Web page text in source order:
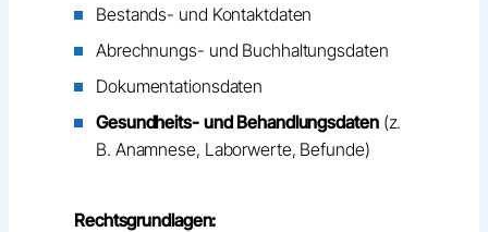
Bestands- und Kontaktdaten
Abrechnungs- und Buchhaltungsdaten
Dokumentationsdaten
Gesundheits- und Behandlungsdaten(z.
B. Anamnese, Laborwerte, Befunde)
Rechtsgrundlagen: